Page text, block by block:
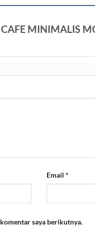
MINIMALIS
Email *
saya berikutnya.